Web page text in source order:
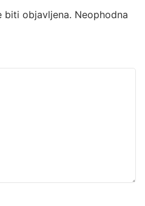
biti objavljena. Neophodna